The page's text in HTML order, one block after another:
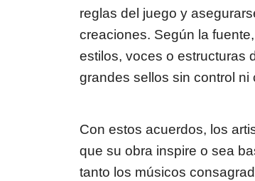
reglas del juego y
creaciones. Según la
estilos, voces o estructuras
grandes sellos sin control ni
Con estos acuerdos, los
que su obra inspire o sea
tanto los músicos